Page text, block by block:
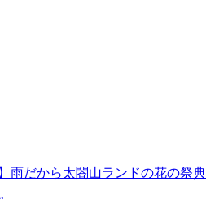
雨だから太閤山ランドの花の祭